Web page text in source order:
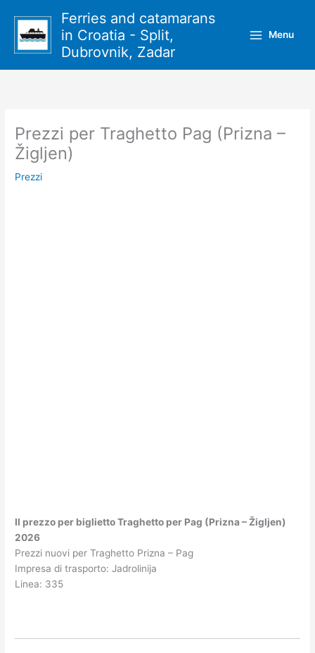
contenuto
Ferries and catamarans
in Croatia - Split,
Dubrovnik, Zadar
Menu
Prezzi per Traghetto Pag (Prizna –
Žigljen)
Prezzi
Il prezzo per biglietto Traghetto per Pag (Prizna – Žigljen)
2026
Prezzi nuovi per Traghetto Prizna – Pag
Impresa di trasporto: Jadrolinija
Linea: 335